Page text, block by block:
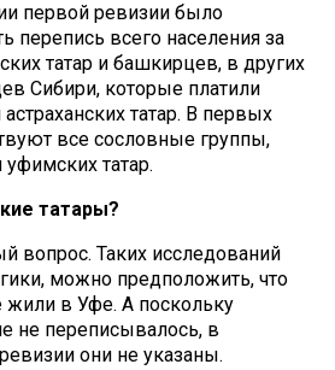
первой ревизии было
перепись всего населения за
татар и башкирцев, в других
Сибири, которые платили
татар. В первых
все сословные группы,
татар.
татары?
вопрос. Таких исследований
можно предположить, что
жили в Уфе. А поскольку
не переписывалось, в
они не указаны.